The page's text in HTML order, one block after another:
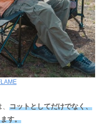
コットとしてだけでなく、
す。